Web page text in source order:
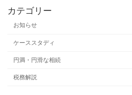
カテゴリー
お知らせ
ケーススタディ
円満・円滑な相続
税務解説